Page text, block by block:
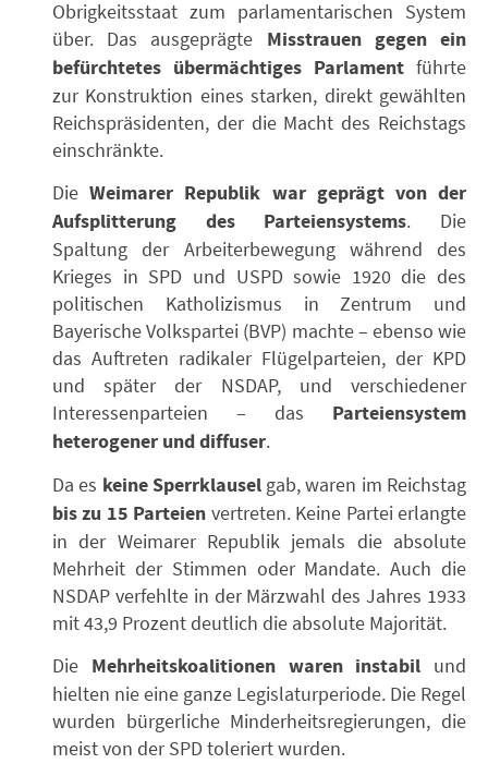
Obrigkeitsstaat zum parlamentarischen System
über. Das ausgeprägte Misstrauen gegen ein
befürchtetes übermächtiges Parlament führte
zur Konstruktion eines starken, direkt gewählten
Reichspräsidenten, der die Macht des Reichstags
einschränkte.
DieWeimarer Republik war geprägt von der
Aufsplitterung des Parteiensystems. Die
Spaltung der Arbeiterbewegung während des
Krieges in SPD und USPD sowie 1920 die des
politischen Katholizismus in Zentrum und
Bayerische Volkspartei (BVP) machte – ebenso wie
das Auftreten radikaler Flügelparteien, der KPD
und später der NSDAP, und verschiedener
Interessenparteien – das Parteiensystem
heterogener und diffuser.
Da es keine Sperrklauselgab, waren im Reichstag
bis zu 15 Parteien vertreten. Keine Partei erlangte
in der Weimarer Republik jemals die absolute
Mehrheit der Stimmen oder Mandate. Auch die
NSDAP verfehlte in der Märzwahl des Jahres 1933
mit 43,9 Prozent deutlich die absolute Majorität.
Die Mehrheitskoalitionen waren instabil und
hielten nie eine ganze Legislaturperiode. Die Regel
wurden bürgerliche Minderheitsregierungen, die
meist von der SPD toleriert wurden.